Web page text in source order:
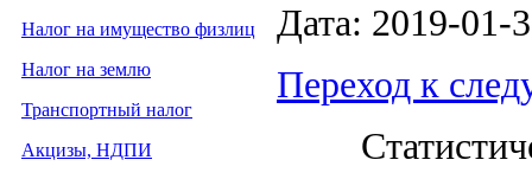
Налог на имущество физлиц
Налог на землю
Транспортный налог
Акцизы, НДПИ
Дата: 2019-01-
Переход к